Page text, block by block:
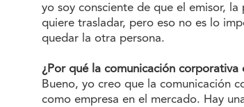
yo soy consciente de que el emisor,
quiere trasladar, pero eso no es lo
quedar la otra persona.
¿Por qué la comunicación corporativa
Bueno, yo creo que la comunicación
como empresa en el mercado. Hay